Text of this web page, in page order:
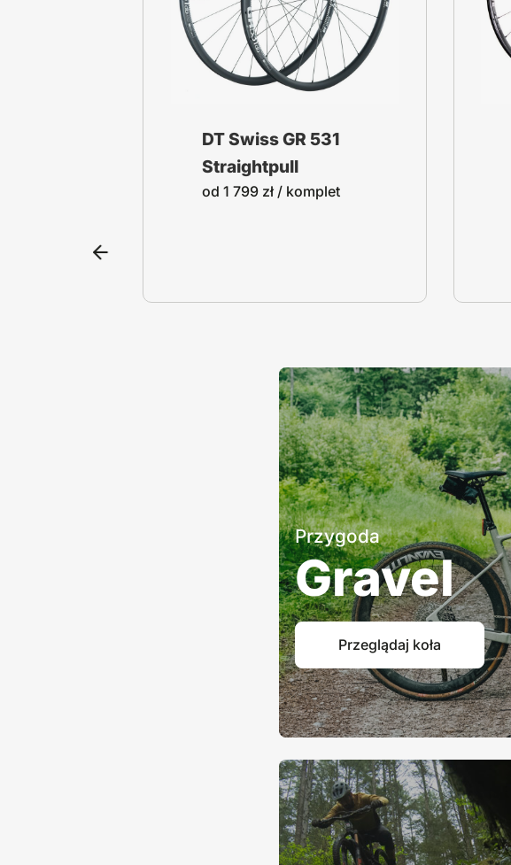
DT Swiss GR 531
Straightpull
od 1 799 zł/ komplet
Przygoda
Gravel
Przeglądaj koła